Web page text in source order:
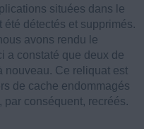
situées dans le
détectés et supprimés.
avons rendu le
a constaté que deux de
nouveau. Ce reliquat est
de cache endommagés
par conséquent, recréés.